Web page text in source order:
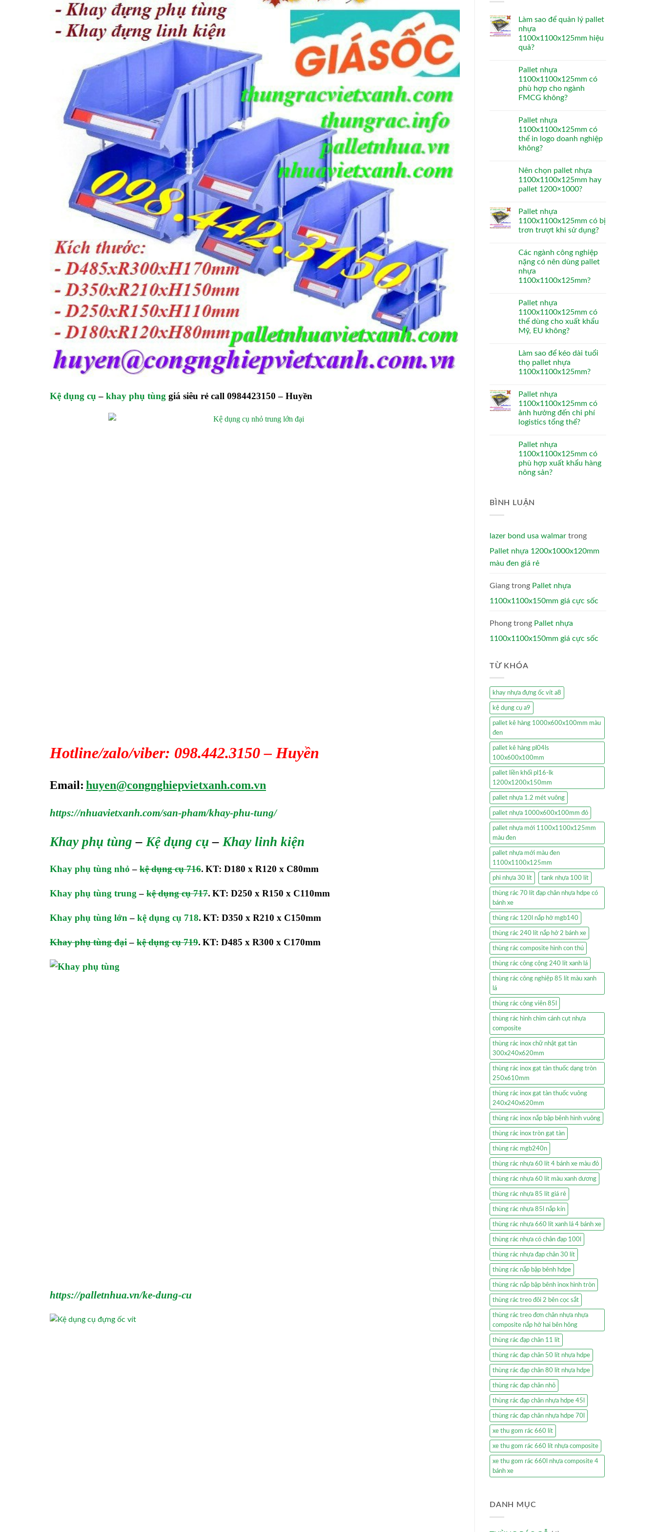
Kệ dụng cụ – khay phụ tùng giá siêu rẻ call 0984423150 – Huyền
Hotline/zalo/viber: 098.442.3150 – Huyền
Email: huyen@congnghiepvietxanh.com.vn
https://nhuavietxanh.com/san-pham/khay-phu-tung/
Khay phụ tùng – Kệ dụng cụ – Khay linh kiện
Khay phụ tùng nhỏ – kệ dụng cụ 716. KT: D180 x R120 x C80mm
Khay phụ tùng trung – kệ dụng cụ 717. KT: D250 x R150 x C110mm
Khay phụ tùng lớn – kệ dụng cụ 718. KT: D350 x R210 x C150mm
Khay phụ tùng đại– kệ dụng cụ 719. KT: D485 x R300 x C170mm
https://palletnhua.vn/ke-dung-cu
Làm sao để quản lý pallet
nhựa
1100x1100x125mm hiệu
quả?
Pallet nhựa
1100x1100x125mm có
phù hợp cho ngành
FMCG không?
Pallet nhựa
1100x1100x125mm có
thể in logo doanh nghiệp
không?
Nên chọn pallet nhựa
1100x1100x125mm hay
pallet 1200×1000?
Pallet nhựa
1100x1100x125mm có bị
trơn trượt khi sử dụng?
Các ngành công nghiệp
nặng có nên dùng pallet
nhựa
1100x1100x125mm?
Pallet nhựa
1100x1100x125mm có
thể dùng cho xuất khẩu
Mỹ, EU không?
Làm sao để kéo dài tuổi
thọ pallet nhựa
1100x1100x125mm?
Pallet nhựa
1100x1100x125mm có
ảnh hưởng đến chi phí
logistics tổng thể?
Pallet nhựa
1100x1100x125mm có
phù hợp xuất khẩu hàng
nông sản?
BÌNH LUẬN
lazer bond usa walmar trong
Pallet nhựa 1200x1000x120mm
màu đen giá rẻ
Giang trong Pallet nhựa
1100x1100x150mm giá cực sốc
Phong trong Pallet nhựa
1100x1100x150mm giá cực sốc
TỪ KHÓA
khay nhựa đựng ốc vít a8
kệ dụng cụ a9
pallet kê hàng 1000x600x100mm màu
đen
pallet kê hàng pl04ls
100x600x100mm
pallet liền khối pl16-lk
1200x1200x150mm
pallet nhựa 1.2 mét vuông
pallet nhựa 1000x600x100mm đỏ
pallet nhựa mới 1100x1100x125mm
màu đen
pallet nhựa mới màu đen
1100x1100x125mm
phi nhựa 30 lít tank nhựa 100 lít
thùng rác 70 lít đạp chân nhựa hdpe có
bánh xe
thùng rác 120l nắp hở mgb140
thùng rác 240 lít nắp hở 2 bánh xe
thùng rác composite hình con thú
thùng rác công cộng 240 lít xanh lá
thùng rác công nghiệp 85 lít màu xanh
lá
thùng rác công viên 85l
thùng rác hình chim cánh cụt nhựa
composite
thùng rác inox chữ nhật gạt tàn
300x240x620mm
thùng rác inox gạt tàn thuốc dạng tròn
250x610mm
thùng rác inox gạt tàn thuốc vuông
240x240x620mm
thùng rác inox nắp bập bênh hình vuông
thùng rác inox tròn gạt tàn
thùng rác mgb240n
thùng rác nhựa 60 lít 4 bánh xe màu đỏ
thùng rác nhựa 60 lít màu xanh dương
thùng rác nhựa 85 lít giá rẻ
thùng rác nhựa 85l nắp kín
thùng rác nhựa 660 lít xanh lá 4 bánh xe
thùng rác nhựa có chân đạp 100l
thùng rác nhựa đạp chân 30 lít
thùng rác nắp bập bênh hdpe
thùng rác nắp bập bênh inox hình tròn
thùng rác treo đôi 2 bên cọc sắt
thùng rác treo đơn chân nhựa nhựa
composite nắp hở hai bên hông
thùng rác đạp chân 11 lít
thùng rác đạp chân 50 lít nhựa hdpe
thùng rác đạp chân 80 lít nhựa hdpe
thùng rác đạp chân nhỏ
thùng rác đạp chân nhựa hdpe 45l
thùng rác đạp chân nhựa hdpe 70l
xe thu gom rác 660 lít
xe thu gom rác 660 lít nhựa composite
xe thu gom rác 660l nhựa composite 4
bánh xe
DANH MỤC